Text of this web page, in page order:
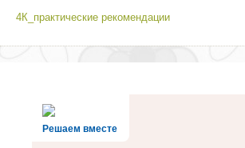
4К_практические рекомендации
Решаем вместе